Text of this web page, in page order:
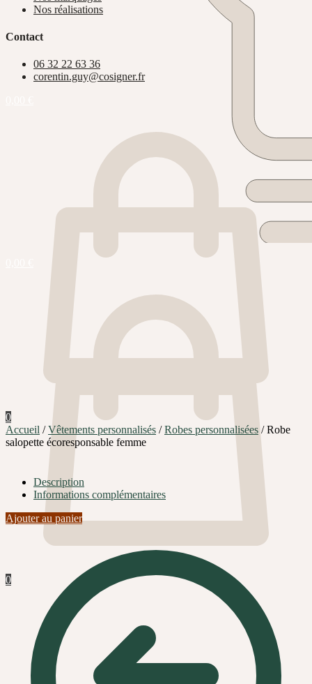
0
Nos réalisations
Contact
06 32 22 63 36
corentin.guy@cosigner.fr
0
Accueil /Vêtements personnalisés /Robes personnalisées/Robe
salopette écoresponsable femme
Description
Informations complémentaires
Ajouter au panier